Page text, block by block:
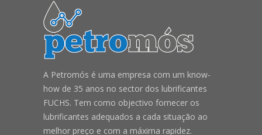
A Petromós é uma empresa com um know-
how de 35 anos no sector dos lubrificantes
FUCHS. Tem como objectivo fornecer os
lubrificantes adequados a cada situação ao
melhor preço e com a máxima rapidez.